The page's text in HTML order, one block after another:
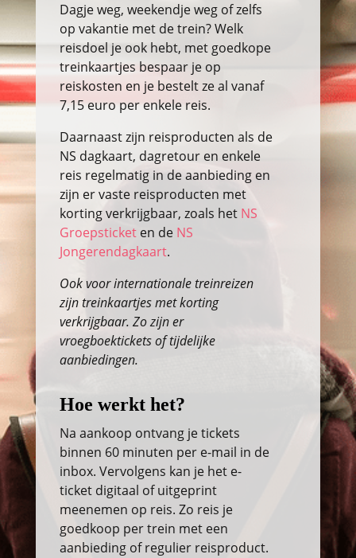
Dagje weg, weekendje weg of zelfs
op vakantie met de trein? Welk
reisdoel je ook hebt, met goedkope
treinkaartjes bespaar je op
reiskosten en je bestelt ze al vanaf
7,15 euro per enkele reis.
Daarnaast zijn reisproducten als de
NS dagkaart, dagretour en enkele
reis regelmatig in de aanbieding en
zijn er vaste reisproducten met
korting verkrijgbaar, zoals het NS
Groepsticketen de NS
Jongerendagkaart.
Ook voor internationale treinreizen
zijn treinkaartjes met korting
verkrijgbaar. Zo zijn er
vroegboektickets of tijdelijke
aanbiedingen.
Hoe werkt het?
Na aankoop ontvang je tickets
binnen 60 minuten per e-mail in de
inbox. Vervolgens kan je het e-
ticket digitaal of uitgeprint
meenemen op reis. Zo reis je
goedkoop per trein met een
aanbieding of regulier reisproduct.